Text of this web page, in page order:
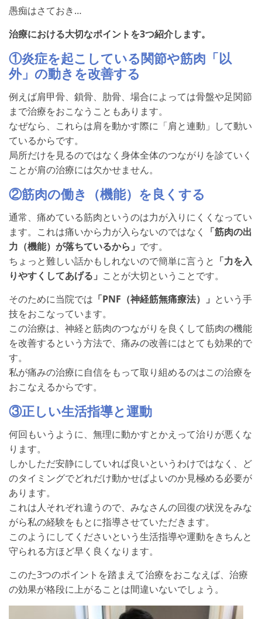
愚痴はさておき…
治療における大切なポイントを3つ紹介します。
①炎症を起こしている関節や筋肉「以
外」の動きを改善する
例えば肩甲骨、鎖骨、肋骨、場合によっては骨盤や足関節
まで治療をおこなうこともあります。
なぜなら、これらは肩を動かす際に「肩と連動」して動い
ているからです。
局所だけを見るのではなく身体全体のつながりを診ていく
ことが肩の治療には欠かせません。
②筋肉の働き（機能）を良くする
通常、痛めている筋肉というのは力が入りにくくなってい
ます。これは痛いから力が入らないのではなく
「筋肉の出
力（機能）が落ちているから」 です。
ちょっと難しい話かもしれないので簡単に言うと 「力を入
りやすくしてあげる」 ことが大切ということです。
そのために当院では 「PNF（神経筋無痛療法）」 という手
技をおこなっています。
この治療は、神経と筋肉のつながりを良くして筋肉の機能
を改善するという方法で、痛みの改善にはとても効果的で
す。
私が痛みの治療に自信をもって取り組めるのはこの治療を
おこなえるからです。
③正しい生活指導と運動
何回もいうように、無理に動かすとかえって治りが悪くな
ります。
しかしただ安静にしていれば良いというわけではなく、ど
のタイミングでどれだけ動かせばよいのか見極める必要が
あります。
これは人それぞれ違うので、みなさんの回復の状況をみな
がら私の経験をもとに指導させていただきます。
このようにしてくださいという生活指導や運動をきちんと
守られる方ほど早く良くなります。
このた3つのポイントを踏まえて治療をおこなえば、治療
の効果が格段に上がることは間違いないでしょう。